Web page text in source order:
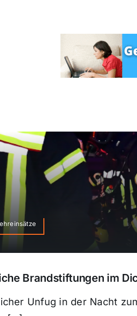
Brandstiftungen im
Unfug in der Nacht